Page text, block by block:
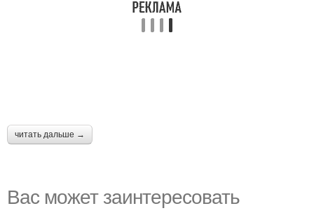
читать дальше →
Вас может заинтересовать